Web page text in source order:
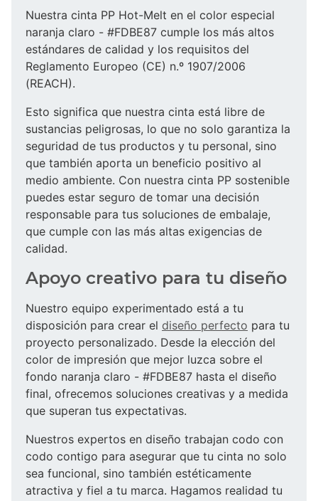
Nuestra cinta PP Hot-Melt en el color especial
naranja claro - #FDBE87 cumple los más altos
estándares de calidad y los requisitos del
Reglamento Europeo (CE) n.º 1907/2006
(REACH).
Esto significa que nuestra cinta está libre de
sustancias peligrosas, lo que no solo garantiza la
seguridad de tus productos y tu personal, sino
que también aporta un beneficio positivo al
medio ambiente. Con nuestra cinta PP sostenible
puedes estar seguro de tomar una decisión
responsable para tus soluciones de embalaje,
que cumple con las más altas exigencias de
calidad.
Apoyo creativo para tu diseño
Nuestro equipo experimentado está a tu
disposición para crear el diseño perfecto para tu
proyecto personalizado. Desde la elección del
color de impresión que mejor luzca sobre el
fondo naranja claro - #FDBE87 hasta el diseño
final, ofrecemos soluciones creativas y a medida
que superan tus expectativas.
Nuestros expertos en diseño trabajan codo con
codo contigo para asegurar que tu cinta no solo
sea funcional, sino también estéticamente
atractiva y fiel a tu marca. Hagamos realidad tu